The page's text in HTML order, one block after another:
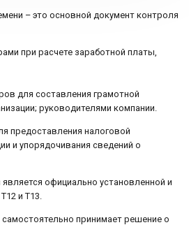
– это основной документ контроля
при расчете заработной платы,
для составления грамотной
руководителями компании.
предоставления налоговой
и упорядочивания сведений о
официально установленной и
и Т13.
принимает решение о